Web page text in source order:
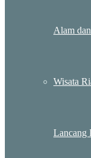
Alam
Wisata
Lancang